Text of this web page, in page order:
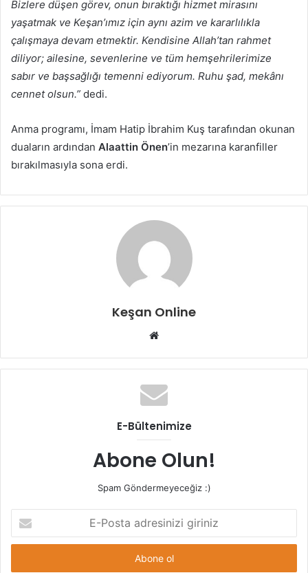
Bizlere düşen görev, onun bıraktığı hizmet mirasını
yaşatmak ve Keşan’ımız için aynı azim ve kararlılıkla
çalışmaya devam etmektir. Kendisine Allah’tan rahmet
diliyor; ailesine, sevenlerine ve tüm hemşehrilerimize
sabır ve başsağlığı temenni ediyorum. Ruhu şad, mekânı
cennet olsun.” dedi.
Anma programı, İmam Hatip İbrahim Kuş tarafından okunan
duaların ardından Alaattin Önen’in mezarına karanfiller
bırakılmasıyla sona erdi.
Keşan Online
Web
E-Bültenimize
Abone Olun!
Spam Göndermeyeceğiz :)
Posta
adresinizi